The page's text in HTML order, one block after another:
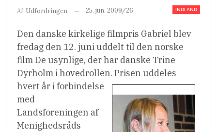
INDLAND
Af Udfordringen 25. jun. 2009/26
Den danske kirkelige filmpris Gabriel blev
fredag den 12. juni uddelt til den norske
film De usynlige, der har danske Trine
Dyrholm i hovedrollen. Prisen uddeles
hvert år i forbindelse
med
Landsforeningen af
Menighedsråds